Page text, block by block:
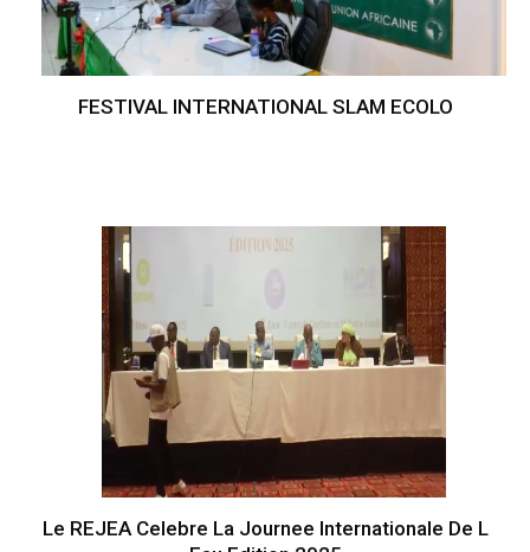
FESTIVAL INTERNATIONAL SLAM ECOLO
Le REJEA Celebre La Journee Internationale De L